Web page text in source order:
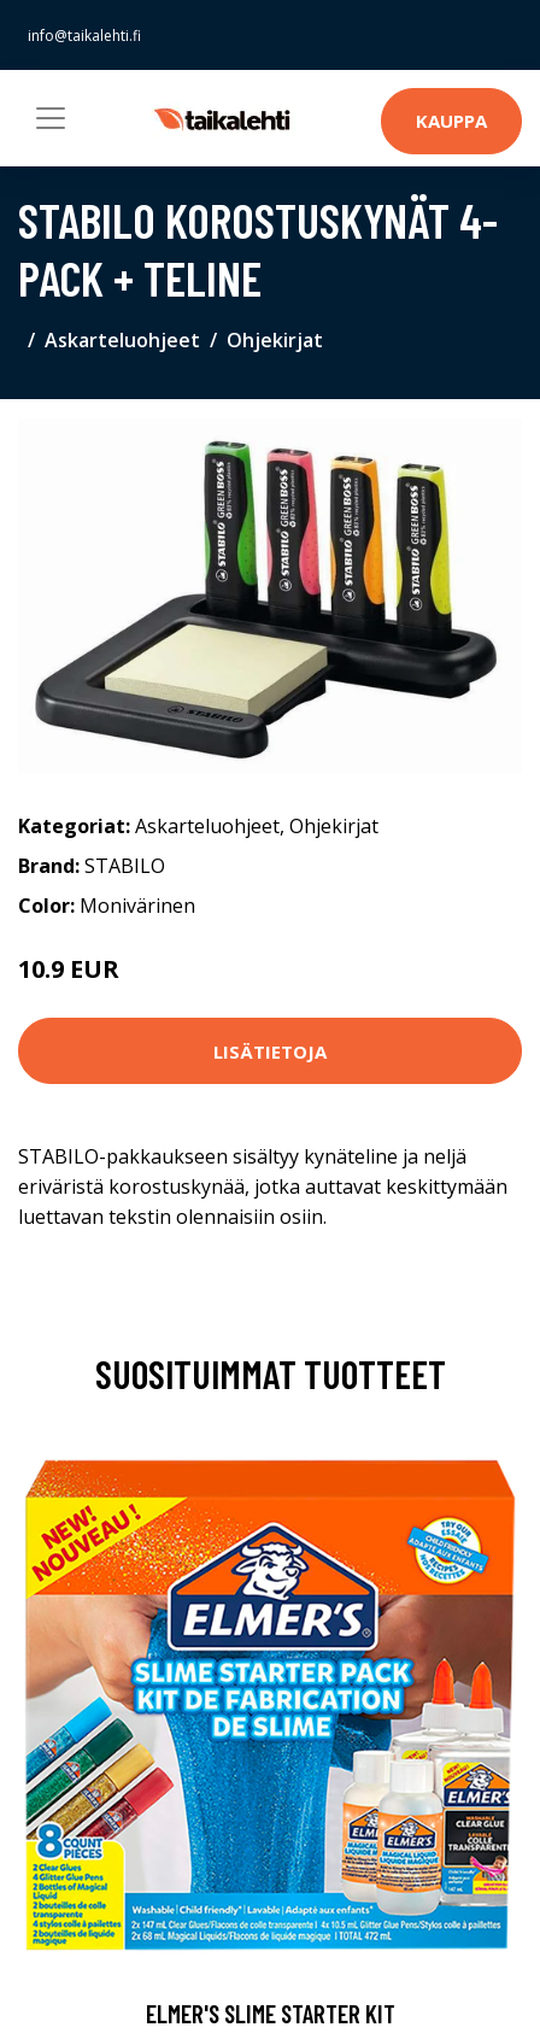
info@taikalehti.fi
KAUPPA
STABILO KOROSTUSKYNÄT 4-
PACK + TELINE
Askarteluohjeet Ohjekirjat
Kategoriat:Askarteluohjeet, Ohjekirjat
Brand:STABILO
Color: Monivärinen
10.9 EUR
LISÄTIETOJA
STABILO-pakkaukseen sisältyy kynäteline ja neljä
eriväristä korostuskynää, jotka auttavat keskittymään
luettavan tekstin olennaisiin osiin.
SUOSITUIMMAT TUOTTEET
ELMER'S SLIME STARTER KIT